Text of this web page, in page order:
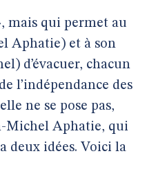
mais qui permet au
Aphatie) et à son
d’évacuer, chacun
l’indépendance des
ne se pose pas,
Michel Aphatie, qui
deux idées. Voici la